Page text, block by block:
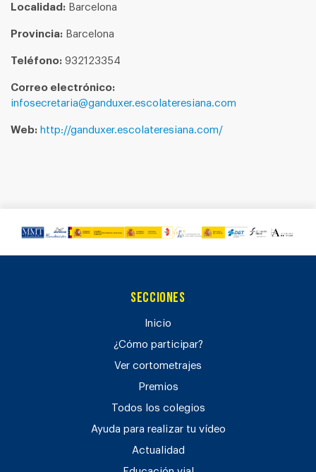
Localidad: Barcelona
Provincia: Barcelona
Teléfono: 932123354
Correo electrónico:
infosecretaria@ganduxer.escolateresiana.com
Web: http://ganduxer.escolateresiana.com/
Secciones
Inicio
¿Cómo participar?
Ver cortometrajes
Premios
Todos los colegios
Ayuda para realizar tu vídeo
Actualidad